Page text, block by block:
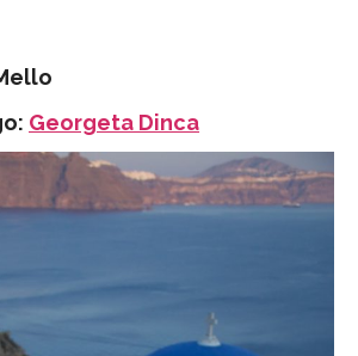
Georgeta Dinca